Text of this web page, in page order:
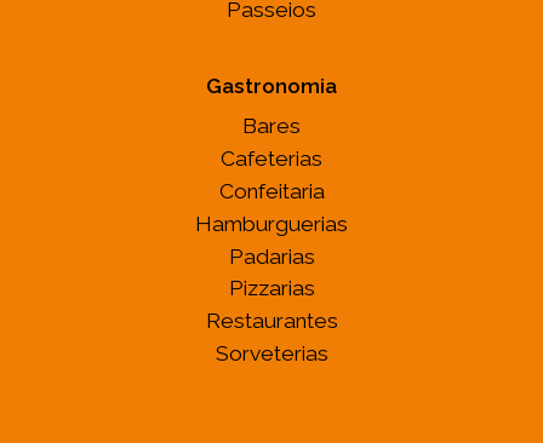
Passeios
Gastronomia
Bares
Cafeterias
Confeitaria
Hamburguerias
Padarias
Pizzarias
Restaurantes
Sorveterias